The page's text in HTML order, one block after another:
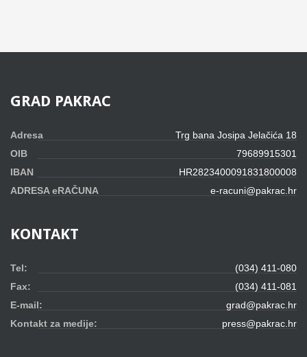
GRAD PAKRAC
Adresa
Trg bana Josipa Jelačića 18
OIB
79689915301
IBAN
HR2823400091831800008
ADRESA eRAČUNA
e-racuni@pakrac.hr
KONTAKT
Tel:
(034) 411-080
Fax:
(034) 411-081
E-mail:
grad@pakrac.hr
Kontakt za medije:
press@pakrac.hr